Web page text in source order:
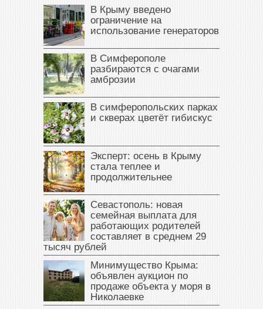
В Крыму введено
ограничение на
использование генераторов
В Симферополе
разбираются с очагами
амброзии
В симферопольских парках
и скверах цветёт гибискус
Эксперт: осень в Крыму
стала теплее и
продолжительнее
Севастополь: новая
семейная выплата для
работающих родителей
составляет в среднем 29
тысяч рублей
Минимущество Крыма:
объявлен аукцион по
продаже объекта у моря в
Николаевке